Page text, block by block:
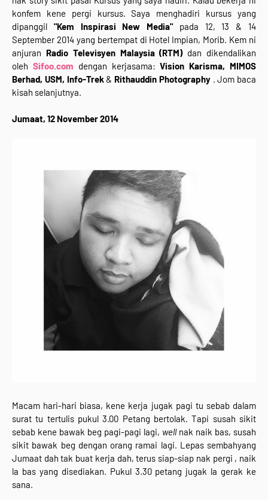
konfem kene pergi kursus. Saya menghadiri kursus yang
dipanggil "Kem Inspirasi New Media"pada 12, 13 & 14
September 2014 yang bertempat di Hotel Impian, Morib. Kem ni
anjuran Radio Televisyen Malaysia (RTM)dan dikendalikan
oleh Sifoo.com dengan kerjasama:Vision Karisma, MIMOS
Berhad, USM, Info-Trek& Rithauddin Photography. Jom baca
kisah selanjutnya.
Jumaat, 12 November 2014
Macam hari-hari biasa, kene kerja jugak pagi tu sebab dalam
surat tu tertulis pukul 3.00 Petang bertolak. Tapi susah sikit
sebab kene bawak beg pagi-pagi lagi, wellnak naik bas, susah
sikit bawak beg dengan orang ramai lagi. Lepas sembahyang
Jumaat dah tak buat kerja dah, terus siap-siap nak pergi , naik
la bas yang disediakan. Pukul 3.30 petang jugak la gerak ke
sana.